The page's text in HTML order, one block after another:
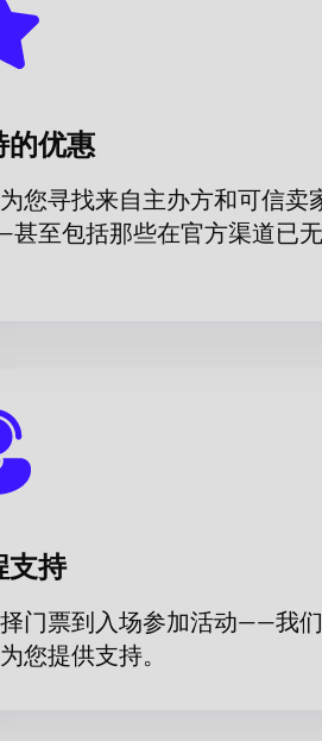
的优惠
您寻找来自主办方和可信卖
至包括那些在官方渠道已
支持
门票到入场参加活动——我
您提供支持。